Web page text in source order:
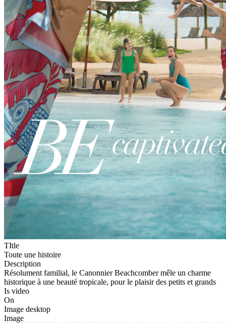
TItle
Toute une histoire
Description
Résolument familial, le Canonnier Beachcomber mêle un charme
historique à une beauté tropicale, pour le plaisir des petits et grands
Is video
On
Image desktop
Image